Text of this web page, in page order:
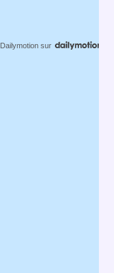
Dailymotion sur